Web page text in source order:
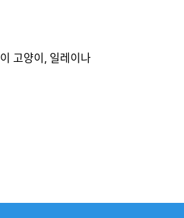
고양이, 일레이나